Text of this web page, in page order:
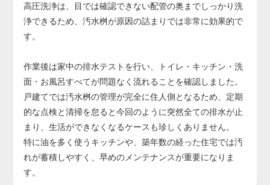
高圧洗浄は、目では確認できない配管の奥までしっかり洗
浄できるため、汚水桝が原因の詰まりでは非常に効果的で
す。
作業後は家中の排水テストを行い、トイレ・キッチン・洗
面・お風呂すべてが問題なく流れることを確認しました。
戸建てでは汚水桝の管理が完全に住人側となるため、定期
的な点検と清掃を怠ると今回のように突然全ての排水が止
まり、生活ができなくなるケースも珍しくありません。
特に油を多く使うキッチンや、築年数の経った住宅では汚
れが蓄積しやすく、早めのメンテナンスが重要になりま
す。